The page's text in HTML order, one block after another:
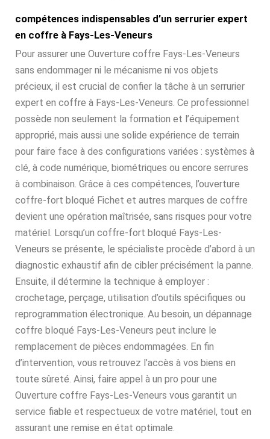
compétences indispensables d’un serrurier expert
en coffre à Fays-Les-Veneurs
Pour assurer une Ouverture coffre Fays-Les-Veneurs
sans endommager ni le mécanisme ni vos objets
précieux, il est crucial de confier la tâche à un serrurier
expert en coffre à Fays-Les-Veneurs. Ce professionnel
possède non seulement la formation et l’équipement
approprié, mais aussi une solide expérience de terrain
pour faire face à des configurations variées : systèmes à
clé, à code numérique, biométriques ou encore serrures
à combinaison. Grâce à ces compétences, l’ouverture
coffre-fort bloqué Fichet et autres marques de coffre
devient une opération maîtrisée, sans risques pour votre
matériel. Lorsqu’un coffre-fort bloqué Fays-Les-
Veneurs se présente, le spécialiste procède d’abord à un
diagnostic exhaustif afin de cibler précisément la panne.
Ensuite, il détermine la technique à employer :
crochetage, perçage, utilisation d’outils spécifiques ou
reprogrammation électronique. Au besoin, un dépannage
coffre bloqué Fays-Les-Veneurs peut inclure le
remplacement de pièces endommagées. En fin
d’intervention, vous retrouvez l’accès à vos biens en
toute sûreté. Ainsi, faire appel à un pro pour une
Ouverture coffre Fays-Les-Veneurs vous garantit un
service fiable et respectueux de votre matériel, tout en
assurant une remise en état optimale.